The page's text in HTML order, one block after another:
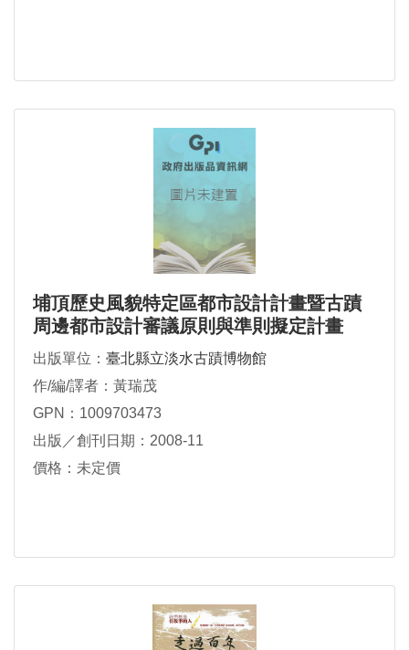
埔頂歷史風貌特定區都市設計計畫暨古蹟
周邊都市設計審議原則與準則擬定計畫
出版單位： 臺北縣立淡水古蹟博物館
作/編/譯者：黃瑞茂
GPN：1009703473
出版／創刊日期：2008-11
價格：未定價